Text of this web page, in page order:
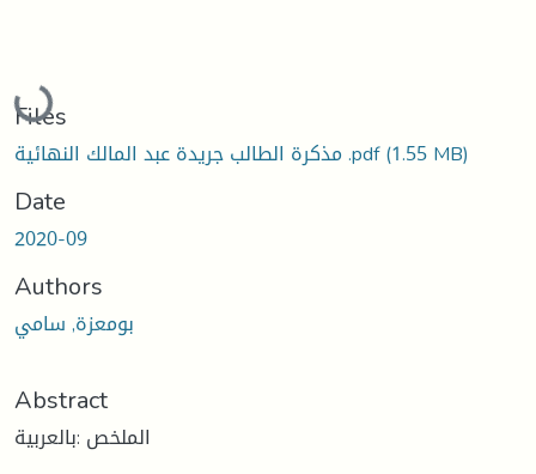
Loading...
Files
مذكرة الطالب جريدة عبد المالك النهائية .pdf(1.55 MB)
Date
2020-09
Authors
بومعزة, سامي
Abstract
الملخص :بالعربية